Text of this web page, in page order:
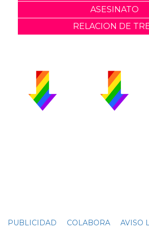
ASESINATO
RELACION DE
PUBLICIDAD COLABORA
AVISO